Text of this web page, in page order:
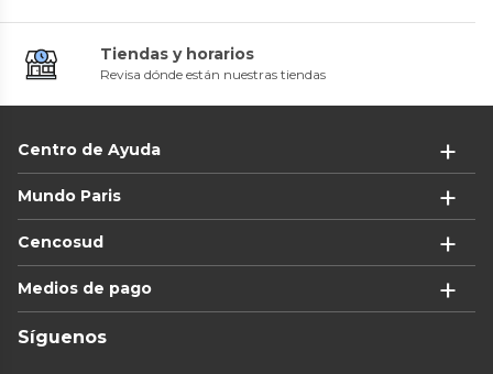
Tiendas y horarios
Revisa dónde están nuestras tiendas
Centro de Ayuda
Mundo Paris
Cencosud
Medios de pago
Síguenos